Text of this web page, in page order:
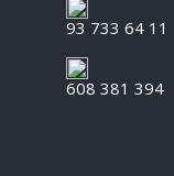
93 733 64 11
608 381 394